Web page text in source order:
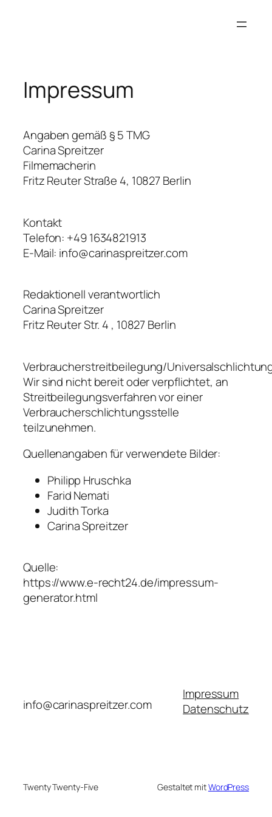
Impressum
Angaben gemäß § 5 TMG
Carina Spreitzer
Filmemacherin
Fritz Reuter Straße 4, 10827 Berlin
Kontakt
Telefon: +49 1634821913
E-Mail: info@carinaspreitzer.com
Redaktionell verantwortlich
Carina Spreitzer
Fritz Reuter Str. 4 , 10827 Berlin
Verbraucherstreitbeilegung/
Wir sind nicht bereit oder verpflichtet, an
Streitbeilegungsverfahren vor einer
Verbraucherschlichtungsstelle
teilzunehmen.
Quellenangaben für verwendete Bilder:
Philipp Hruschka
Farid Nemati
Judith Torka
Carina Spreitzer
Quelle:
https://www.e-recht24.de/impressum-
generator.html
info@carinaspreitzer.com
Impressum
Datenschutz
Twenty Twenty-Five Gestaltet mitWordPress